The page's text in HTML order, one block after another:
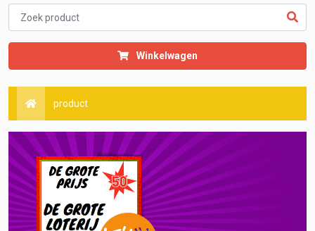
Winkelwagen
product